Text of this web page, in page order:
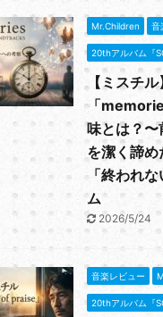
Mr.Children 音
20thアルバム『
【ミスチル】
「
味とは？〜
を潔く諦
「終われな
ム
2026/5/24
音楽レビュー
20thアルバム『